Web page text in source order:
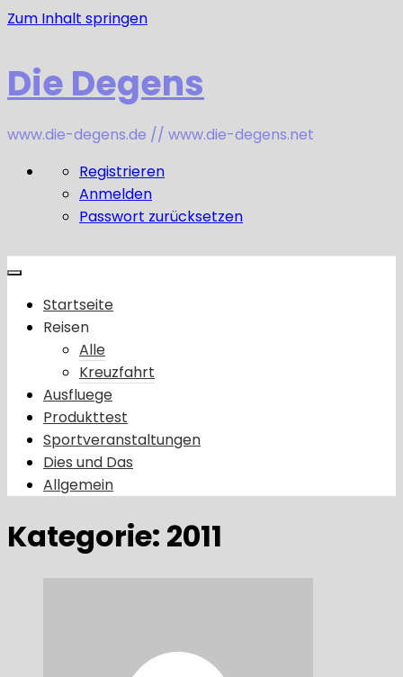
Zum Inhalt springen
Die Degens
www.die-degens.de // www.die-degens.net
Registrieren
Anmelden
Passwort zurücksetzen
Startseite
Reisen
Alle
Kreuzfahrt
Ausfluege
Produkttest
Sportveranstaltungen
Dies und Das
Allgemein
Kategorie: 2011